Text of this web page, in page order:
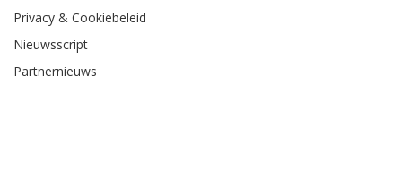
Privacy & Cookiebeleid
Nieuwsscript
Partnernieuws